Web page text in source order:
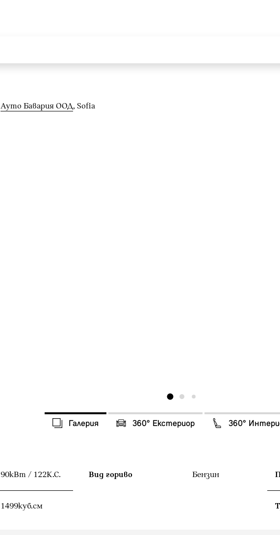
Ауто Бавария ООД, Sofia
Галерия 360° Eкстериор 360°
90кВт / 122К.С.
1499куб.cм
Вид гориво Бензин